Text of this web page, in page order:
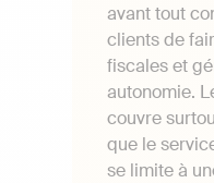
avant tout
clients de
fiscales et
autonomie.
couvre
que le
se limite à